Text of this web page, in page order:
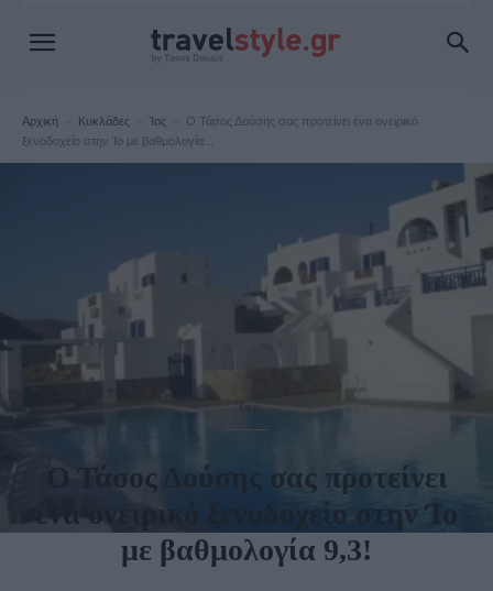
Αρχική Κυκλάδες Ίος
Ο Τάσος Δούσης σας προτείνει ένα ονειρικό
ξενοδοχείο στην Ίο με βαθμολογία...
Ο Τάσος Δούσης σας προτείνει
ένα ονειρικό ξενοδοχείο στην Ίο
με βαθμολογία 9,3!